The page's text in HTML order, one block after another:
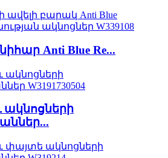
Anti Blue Re...